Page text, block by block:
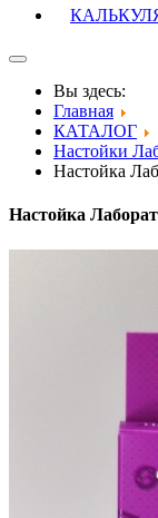
Вы здесь:
Главная
КАТАЛОГ
Настойки
Настойка
Настойка